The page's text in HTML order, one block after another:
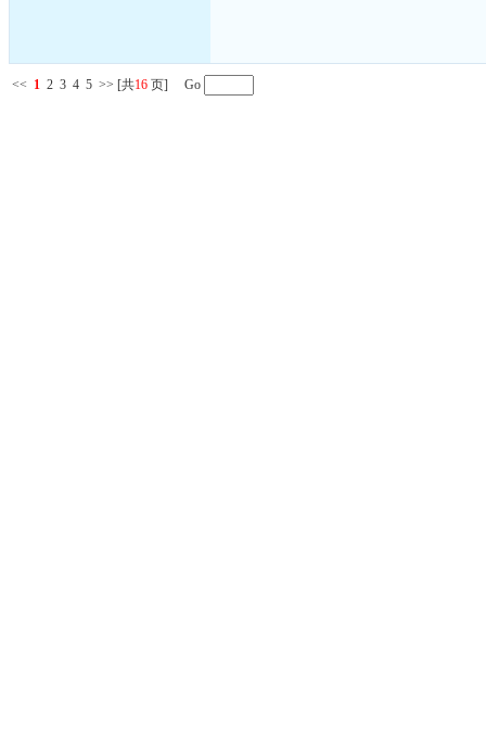
<< 1 2 3 4 5 >> [共16 页] Go